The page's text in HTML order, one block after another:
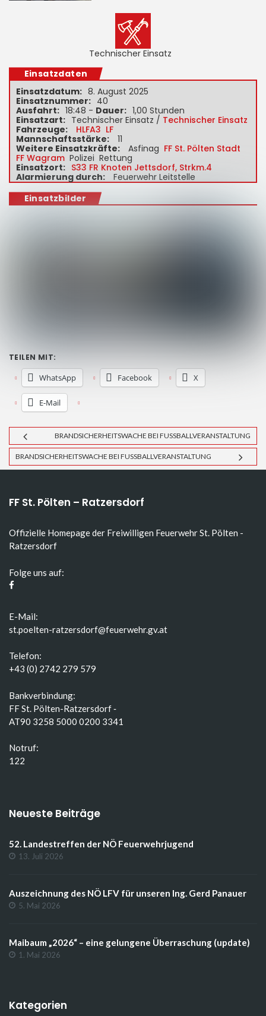
Technischer Einsatz
Einsatzdaten
Einsatzdatum: 8. August 2025
Einsatznummer: 40
Ausfahrt: 18:48 - Dauer: 1,00 Stunden
Einsatzart: Technischer Einsatz / Technischer Einsatz
Fahrzeuge:
HLFA3 LF
Mannschaftsstärke:
11
Weitere Einsatzkräfte:
Asfinag FF St. Pölten Stadt
FF Wagram Polizei Rettung
Einsatzort: S33 FR Knoten Jettsdorf, Strkm.4
Alarmierung durch:
Feuerwehr Leitstelle
Einsatzbilder
TEILEN MIT:
WhatsApp Facebook X
E-Mail
BRANDSICHERHEITSWACHE BEI FUSSBALLVERANSTALTUNG
BRANDSICHERHEITSWACHE BEI FUSSBALLVERANSTALTUNG
FF St. Pölten – Ratzersdorf
Offizielle Homepage der Freiwilligen Feuerwehr St. Pölten -
Ratzersdorf
Folge uns auf:
E-Mail:
st.poelten-ratzersdorf@feuerwehr.gv.at
Telefon:
+43 (0) 2742 279 579
Bankverbindung:
FF St. Pölten-Ratzersdorf ‑
AT90 3258 5000 0200 3341
Notruf:
122
Neueste Beiträge
52. Landestreffen der NÖ Feuerwehrjugend
13. Juli 2026
Auszeichnung des NÖ LFV für unseren Ing. Gerd Panauer
5. Mai 2026
Maibaum „2026“ – eine gelungene Überraschung (update)
1. Mai 2026
Kategorien